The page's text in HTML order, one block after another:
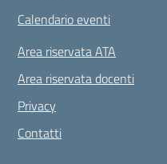
Calendario eventi
Area riservata ATA
Area riservata docenti
Privacy
Contatti